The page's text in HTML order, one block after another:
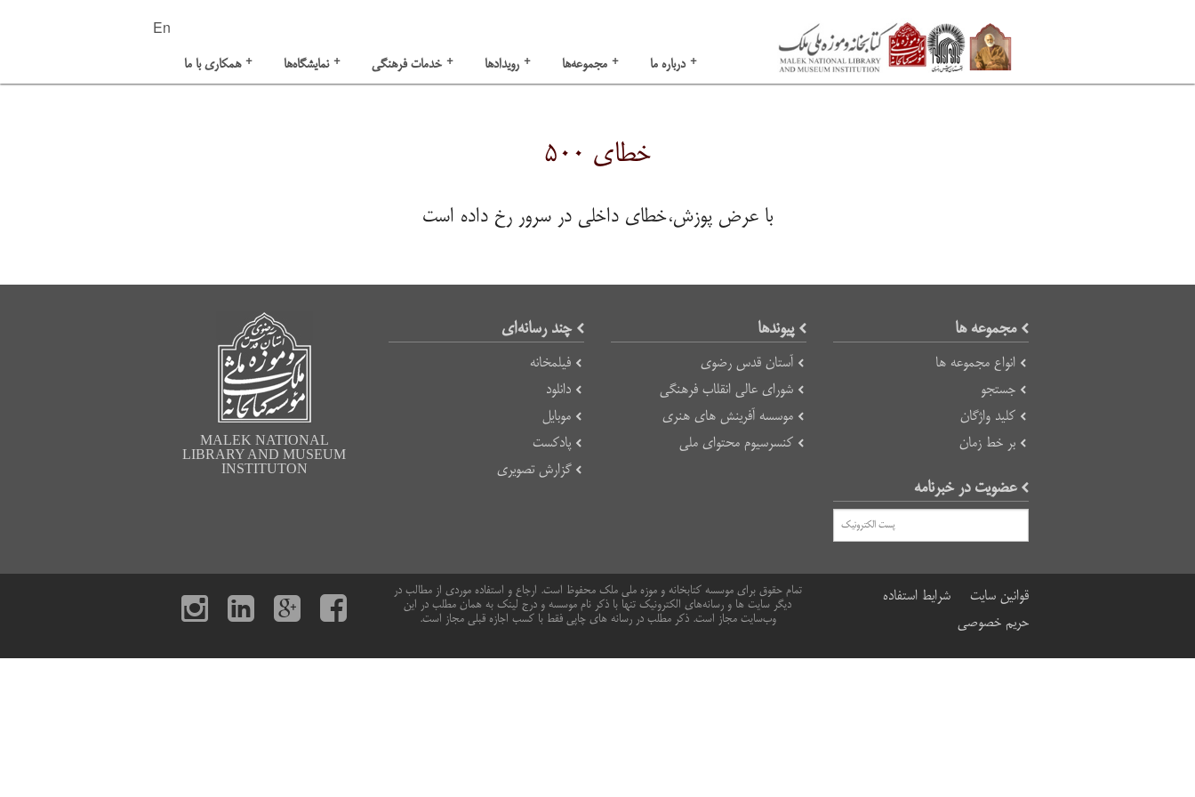
En
همکاری با ما + نمایشگاه‌ها + خدمات فرهنگی + رویدادها + مجموعه‌ها + درباره ما +
خطای ۵۰۰
با عرض پوزش،خطای داخلی در سرور رخ داده است
مجموعه ها
انواع مجموعه ها
جستجو
کلید واژگان
بر خط زمان
عضویت در خبرنامه
پیوند‌ها
آستان قدس رضوی
شورای عالی انقلاب فرهنگی
موسسه آفرینش های هنری
کنسرسیوم محتوای ملی
چند رسانه‌ای
فیلمخانه
دانلود
موبایل
پادکست
گزارش تصویری
MALEK NATIONAL
LIBRARY AND MUSEUM
INSTITUTON
قوانین سایت
شرایط استفاده
حریم خصوصی
تمام حقوق برای موسسه کتابخانه و موزه ملی ملک محفوظ است. ارجاع و استفاده موردی از مطالب در
دیگر سایت ها و رسانه‌های الکترونیک تنها با ذکر نام موسسه و درج لینک به همان مطلب در این
وب‌سایت مجاز است. ذکر مطلب در رسانه های چاپی فقط با کسب اجازه قبلی مجاز است.